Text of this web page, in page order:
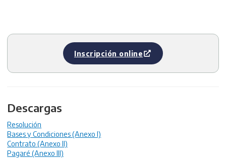
Inscripción online
Descargas
Resolución
Bases y Condiciones (Anexo I)
Contrato (Anexo II)
Pagaré (Anexo III)